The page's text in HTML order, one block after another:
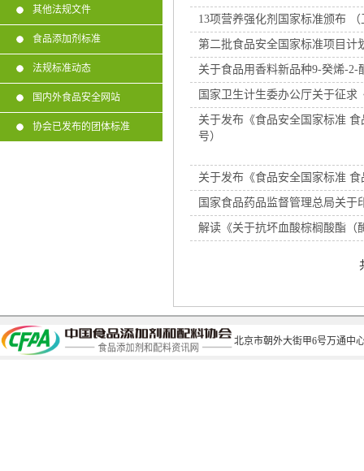
其他法规文件
食品添加剂标准
法规标准动态
国内外食品安全网站
协会已发布的团体标准
13项营养强化剂国家标准颁布
第二批食品安全国家标准项目计
关于食品用香料新品种9-癸烯-
国家卫生计生委办公厅关于征
关于发布《食品安全国家标准
号）
关于发布《食品安全国家标准
国家食品药品监督管理总局关
解读《关于抗坏血酸棕榈酸酯（
北京市朝外大街甲6号万通中